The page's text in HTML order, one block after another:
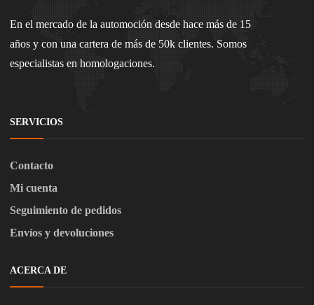
En el mercado de la automoción desde hace más de 15
años y con una cartera de más de 50k clientes. Somos
especialistas en homologaciones.
SERVICIOS
Contacto
Mi cuenta
Seguimiento de pedidos
Envíos y devoluciones
ACERCA DE